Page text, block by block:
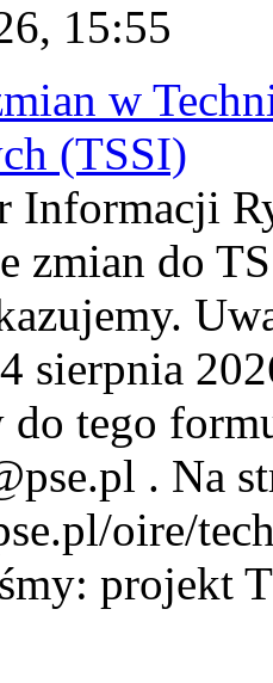
15:55
w
(TSSI)
Informacji
zmian do
sierpnia
do tego
. Na
oire/
projekt